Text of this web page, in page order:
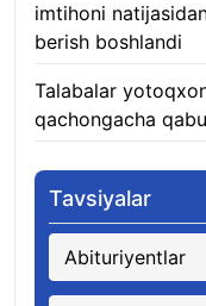
imtihoni
berish boshlandi
Talabalar
qachongacha
Tavsiyalar
Abituriyentlar